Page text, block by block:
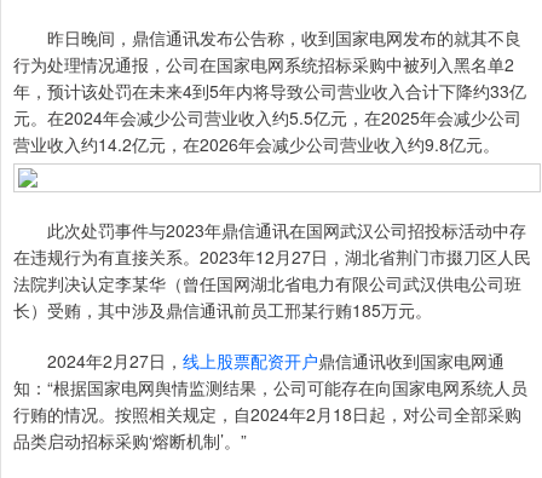
昨日晚间，鼎信通讯发布公告称，收到国家电网发布的就其不良
行为处理情况通报，公司在国家电网系统招标采购中被列入黑名单2
年，预计该处罚在未来4到5年内将导致公司营业收入合计下降约33亿
元。在2024年会减少公司营业收入约5.5亿元，在2025年会减少公司
营业收入约14.2亿元，在2026年会减少公司营业收入约9.8亿元。
此次处罚事件与2023年鼎信通讯在国网武汉公司招投标活动中存
在违规行为有直接关系。2023年12月27日，湖北省荆门市掇刀区人民
法院判决认定李某华（曾任国网湖北省电力有限公司武汉供电公司班
长）受贿，其中涉及鼎信通讯前员工邢某行贿185万元。
2024年2月27日， 线上股票配资开户鼎信通讯收到国家电网通
知：“根据国家电网舆情监测结果，公司可能存在向国家电网系统人员
行贿的情况。按照相关规定，自2024年2月18日起，对公司全部采购
品类启动招标采购‘熔断机制’。”